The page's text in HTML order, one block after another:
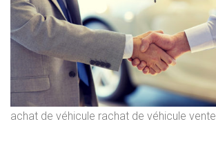
achat de véhicule rachat de véhicule vente